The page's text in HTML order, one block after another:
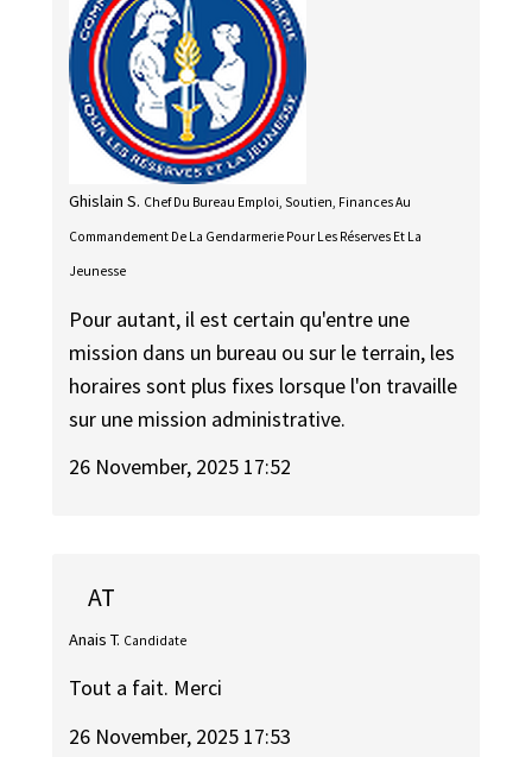
Ghislain S. Chef Du Bureau Emploi, Soutien, Finances Au
Commandement De La Gendarmerie Pour Les Réserves Et La
Jeunesse
Pour autant, il est certain qu'entre une
mission dans un bureau ou sur le terrain, les
horaires sont plus fixes lorsque l'on travaille
sur une mission administrative.
26 November, 2025 17:52
AT
Anais T. Candidate
Tout a fait. Merci
26 November, 2025 17:53